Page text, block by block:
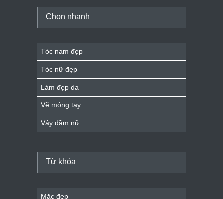
Chọn nhanh
Tóc nam đẹp
Tóc nữ đẹp
Làm đẹp da
Vẽ móng tay
Váy đầm nữ
Từ khóa
Mặc đẹp